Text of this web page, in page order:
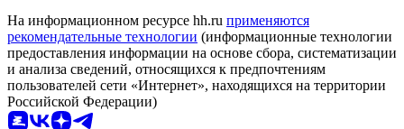
На информационном ресурсе hh.ru применяются
рекомендательные технологии (информационные технологии
предоставления информации на основе сбора, систематизации
и анализа сведений, относящихся к предпочтениям
пользователей сети «Интернет», находящихся на территории
Российской Федерации)